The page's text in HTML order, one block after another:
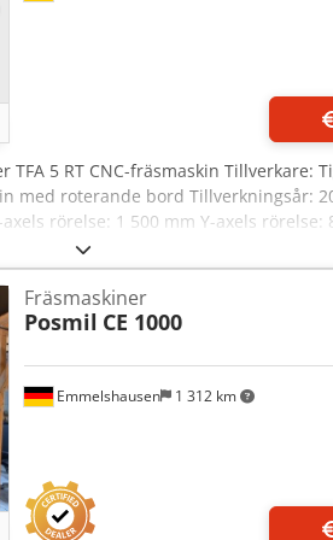
AXEL TILL BORDET 0-255 mm
BORDETS
kW VIKT 1500 kg
TFA 5 RT CNC-fräsmaskin Tillverkare:
med roterande bord Tillverkningsår:
rörelse: 1 500 mm Y-axels rörelse:
1 020 × 1 200 mm T-spårets
T-spåren: 140 mm Maximal
Arbetsmatning: 0–4 000 mm/min
Y-axel: 14 Nm Z-axel: 27–33 Nm
effekt: 20 kW Maximal
Konstant moment Område I:
Område II: 658–2 500 rpm
Matningsspänning: 400 V
Maximal inkopplad effekt (märkskylt): 50
DC Hjälpspänning: 220 V Elektriskt
Nl/min Allmänt Maskinvikt: 12 000 kg
Emmelshausen 1 312 km
Fräsmaskiner
Posmil CE 1000